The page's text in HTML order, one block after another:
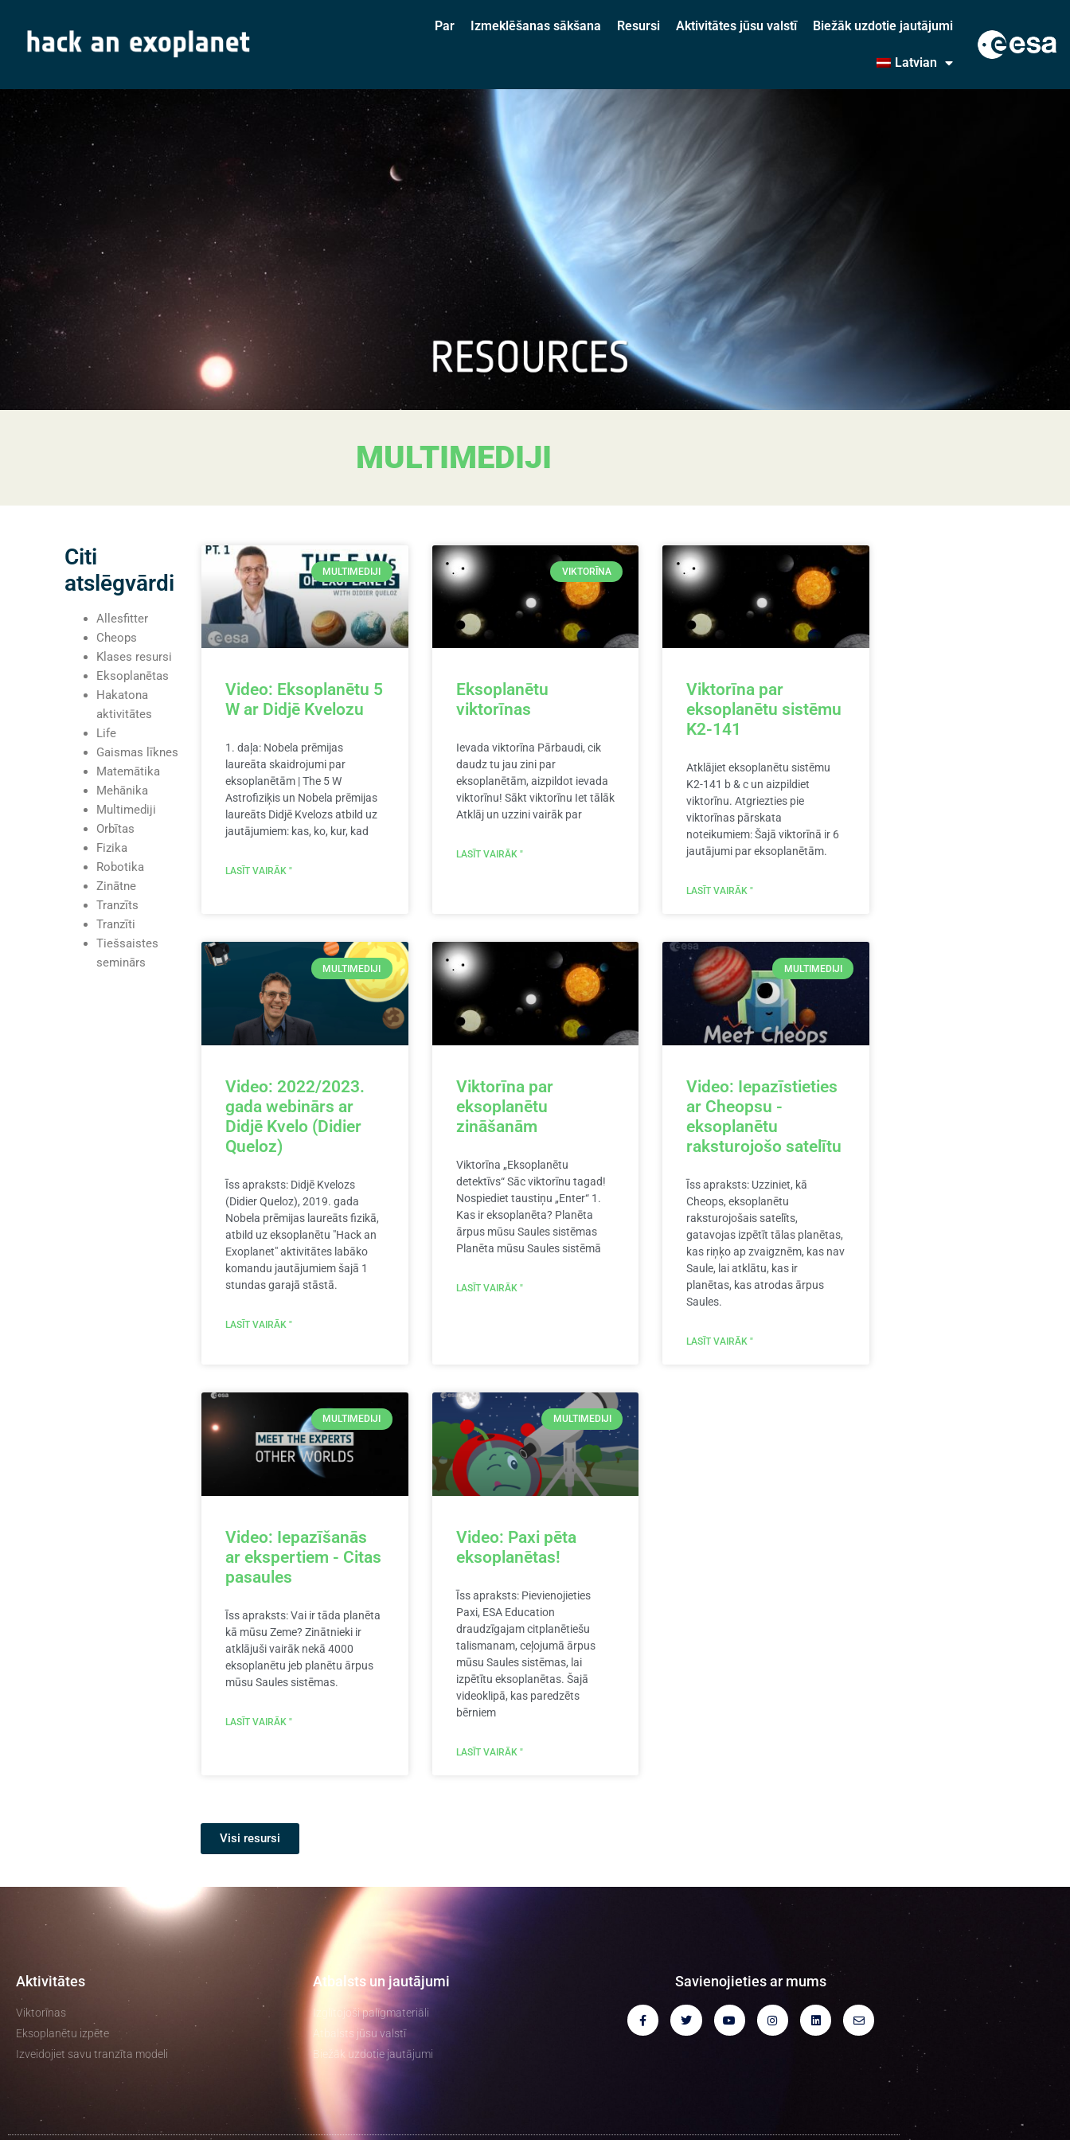
Par Izmeklēšanas sākšana Resursi Aktivitātes jūsu valstī Biežāk uzdotie jautājumi
Latvian
MULTIMEDIJI
Citi
atslēgvārdi
Allesfitter
Cheops
Klases resursi
Eksoplanētas
Hakatona
aktivitātes
Life
Gaismas līknes
Matemātika
Mehānika
Multimediji
Orbītas
Fizika
Robotika
Zinātne
Tranzīts
Tranzīti
Tiešsaistes
seminārs
MULTIMEDIJI
Video: Eksoplanētu 5
W ar Didjē Kvelozu
1. daļa: Nobela prēmijas
laureāta skaidrojumi par
eksoplanētām | The 5 W
Astrofiziķis un Nobela prēmijas
laureāts Didjē Kvelozs atbild uz
jautājumiem: kas, ko, kur, kad
LASĪT VAIRĀK "
VIKTORĪNA
Eksoplanētu
viktorīnas
Ievada viktorīna Pārbaudi, cik
daudz tu jau zini par
eksoplanētām, aizpildot ievada
viktorīnu! Sākt viktorīnu Iet tālāk
Atklāj un uzzini vairāk par
LASĪT VAIRĀK "
Viktorīna par
eksoplanētu sistēmu
K2-141
Atklājiet eksoplanētu sistēmu
K2-141 b & c un aizpildiet
viktorīnu. Atgriezties pie
viktorīnas pārskata
noteikumiem: Šajā viktorīnā ir 6
jautājumi par eksoplanētām.
LASĪT VAIRĀK "
MULTIMEDIJI
Video: 2022/2023.
gada webinārs ar
Didjē Kvelo (Didier
Queloz)
Īss apraksts: Didjē Kvelozs
(Didier Queloz), 2019. gada
Nobela prēmijas laureāts fizikā,
atbild uz eksoplanētu "Hack an
Exoplanet" aktivitātes labāko
komandu jautājumiem šajā 1
stundas garajā stāstā.
LASĪT VAIRĀK "
Viktorīna par
eksoplanētu
zināšanām
Viktorīna „Eksoplanētu
detektīvs“ Sāc viktorīnu tagad!
Nospiediet taustiņu „Enter“ 1.
Kas ir eksoplanēta? Planēta
ārpus mūsu Saules sistēmas
Planēta mūsu Saules sistēmā
LASĪT VAIRĀK "
MULTIMEDIJI
Video: Iepazīstieties
ar Cheopsu -
eksoplanētu
raksturojošo satelītu
Īss apraksts: Uzziniet, kā
Cheops, eksoplanētu
raksturojošais satelīts,
gatavojas izpētīt tālas planētas,
kas riņķo ap zvaigznēm, kas nav
Saule, lai atklātu, kas ir
planētas, kas atrodas ārpus
Saules.
LASĪT VAIRĀK "
MULTIMEDIJI
Video: Iepazīšanās
ar ekspertiem - Citas
pasaules
Īss apraksts: Vai ir tāda planēta
kā mūsu Zeme? Zinātnieki ir
atklājuši vairāk nekā 4000
eksoplanētu jeb planētu ārpus
mūsu Saules sistēmas.
LASĪT VAIRĀK "
MULTIMEDIJI
Video: Paxi pēta
eksoplanētas!
Īss apraksts: Pievienojieties
Paxi, ESA Education
draudzīgajam citplanētiešu
talismanam, ceļojumā ārpus
mūsu Saules sistēmas, lai
izpētītu eksoplanētas. Šajā
videoklipā, kas paredzēts
bērniem
LASĪT VAIRĀK "
Visi resursi
Aktivitātes
Viktorīnas
Eksoplanētu izpēte
Izveidojiet savu tranzīta modeli
Atbalsts un jautājumi
Izglītojoši palīgmateriāli
Atbalsts jūsu valstī
Biežāk uzdotie jautājumi
Savienojieties ar mums